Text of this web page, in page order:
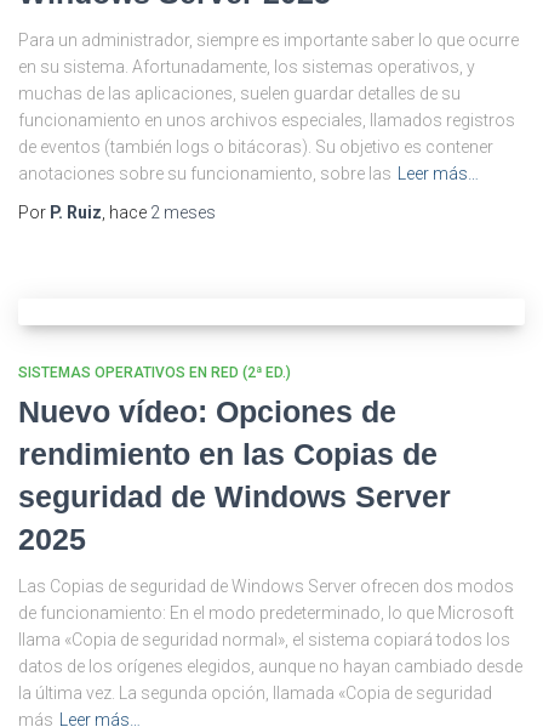
Para un administrador, siempre es importante saber lo que ocurre
en su sistema. Afortunadamente, los sistemas operativos, y
muchas de las aplicaciones, suelen guardar detalles de su
funcionamiento en unos archivos especiales, llamados registros
de eventos (también logs o bitácoras). Su objetivo es contener
anotaciones sobre su funcionamiento, sobre las
Leer más…
Por P. Ruiz , hace 2 meses
SISTEMAS OPERATIVOS EN RED (2ª ED.)
Nuevo vídeo: Opciones de
rendimiento en las Copias de
seguridad de Windows Server
2025
Las Copias de seguridad de Windows Server ofrecen dos modos
de funcionamiento: En el modo predeterminado, lo que Microsoft
llama «Copia de seguridad normal», el sistema copiará todos los
datos de los orígenes elegidos, aunque no hayan cambiado desde
la última vez. La segunda opción, llamada «Copia de seguridad
más
Leer más…